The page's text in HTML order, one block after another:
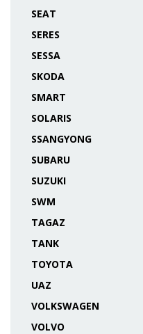
SEAT
SERES
SESSA
SKODA
SMART
SOLARIS
SSANGYONG
SUBARU
SUZUKI
SWM
TAGAZ
TANK
TOYOTA
UAZ
VOLKSWAGEN
VOLVO